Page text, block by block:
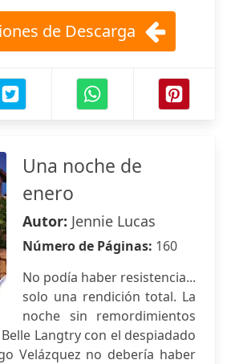
de Descarga
Una noche de
enero
Autor: Jennie Lucas
Número de Páginas: 160
No podía haber resistencia...
solo una rendición total. La
noche sin remordimientos
Langtry con el despiadado
Velázquez no debería haber